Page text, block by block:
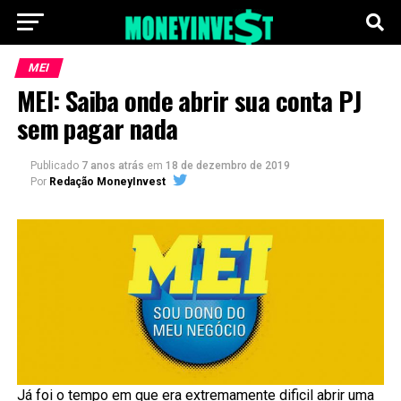
MEI
MEI: Saiba onde abrir sua conta PJ
sem pagar nada
Publicado 7 anos atrás em 18 de dezembro de 2019
Por Redação MoneyInvest
Já foi o tempo em que era extremamente dificil abrir uma